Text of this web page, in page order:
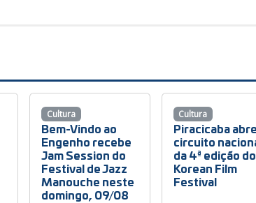
Bem-Vindo ao
Engenho recebe
Jam Session do
Festival de Jazz
Manouche neste
domingo, 09/08
Cultura
Piracicaba abre
circuito
da 4ª edição do
Korean Film
Festival
Cultura